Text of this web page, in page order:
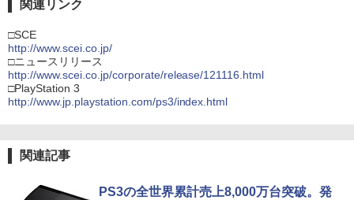
関連リンク
□SCE
http://www.scei.co.jp/
□ニュースリリース
http://www.scei.co.jp/corporate/release/121116.html
□PlayStation 3
http://www.jp.playstation.com/ps3/index.html
関連記事
PS3の全世界累計売上8,000万台突破。発